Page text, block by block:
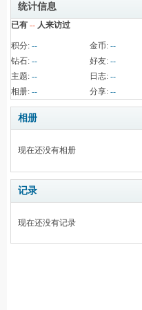
统计信息
已有 -- 人来访过
积分: -- 金币: --
钻石: -- 好友: --
主题: -- 日志: --
相册: -- 分享: --
相册
现在还没有相册
记录
现在还没有记录